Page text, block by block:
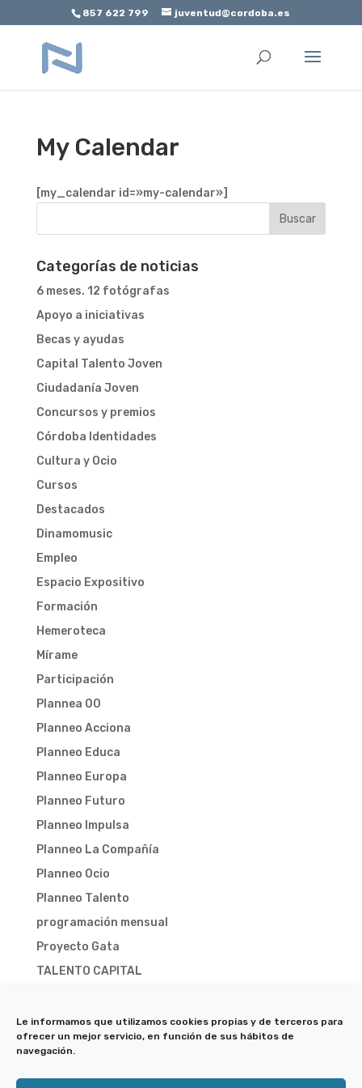
Abrir barra de herramientas
Le informamos que utilizamos cookies propias y de terceros para
ofrecer un mejor servicio, en función de sus hábitos de
navegación.
857 622 799 juventud@cordoba.es
My Calendar
[my_calendar id=»my-calendar»]
Categorías de noticias
6 meses. 12 fotógrafas
Apoyo a iniciativas
Becas y ayudas
Capital Talento Joven
Ciudadanía Joven
Concursos y premios
Córdoba Identidades
Cultura y Ocio
Cursos
Destacados
Dinamomusic
Empleo
Espacio Expositivo
Formación
Hemeroteca
Mírame
Participación
Plannea 00
Planneo Acciona
Planneo Educa
Planneo Europa
Planneo Futuro
Planneo Impulsa
Planneo La Compañía
Planneo Ocio
Planneo Talento
programación mensual
Proyecto Gata
TALENTO CAPITAL
TALENTO CAPITAL 2026
Trampa-X